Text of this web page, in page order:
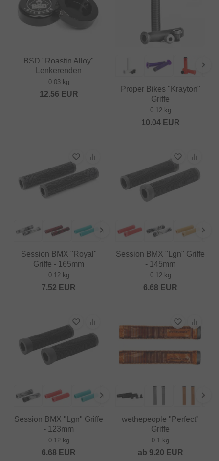
BSD "Roastin Alloy"
Lenkerenden
0.03 kg
12.56 EUR
Proper Bikes "Krayton"
Griffe
0.12 kg
10.04EUR
Session BMX "Royal"
Griffe - 165mm
0.12 kg
7.52 EUR
Session BMX "Lgn" Griffe
- 145mm
0.12 kg
6.68 EUR
Session BMX "Lgn" Griffe
- 123mm
0.12 kg
6.68 EUR
wethepeople "Perfect"
Griffe
0.1 kg
ab 9.20 EUR